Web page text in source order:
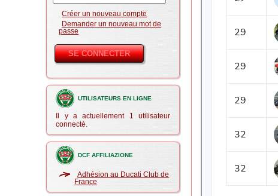
Créer un nouveau compte
Demander un nouveau mot de
passe
UTILISATEURS EN LIGNE
Il y a actuellement 1 utilisateur
connecté.
DCF AFFILIAZIONE
Adhésion au Ducati Club de
France